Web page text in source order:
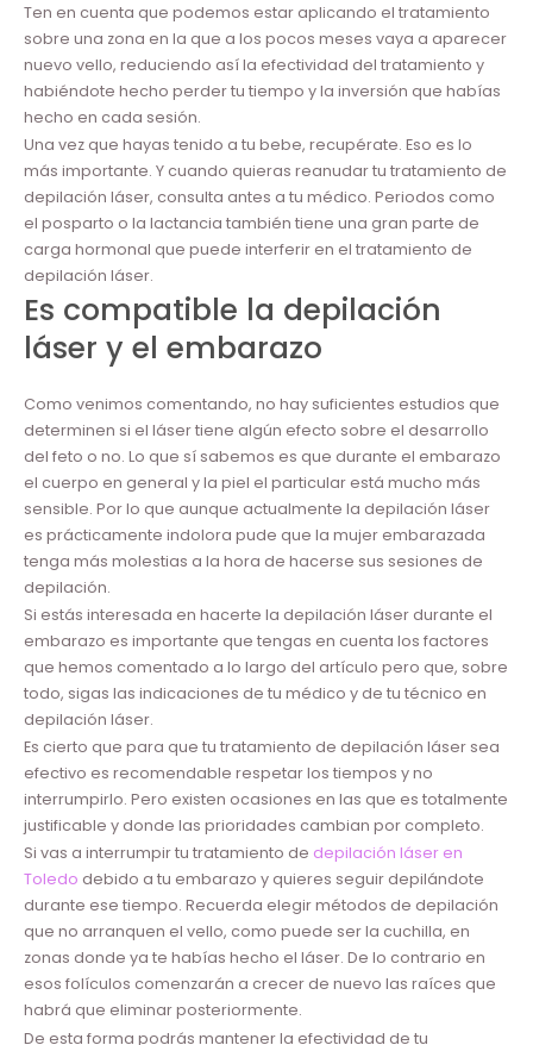
Ten en cuenta que podemos estar aplicando el tratamiento
sobre una zona en la que a los pocos meses vaya a aparecer
nuevo vello, reduciendo así la efectividad del tratamiento y
habiéndote hecho perder tu tiempo y la inversión que habías
hecho en cada sesión.
Una vez que hayas tenido a tu bebe, recupérate. Eso es lo
más importante. Y cuando quieras reanudar tu tratamiento de
depilación láser, consulta antes a tu médico. Periodos como
el posparto o la lactancia también tiene una gran parte de
carga hormonal que puede interferir en el tratamiento de
depilación láser.
Es compatible la depilación
láser y el embarazo
Como venimos comentando, no hay suficientes estudios que
determinen si el láser tiene algún efecto sobre el desarrollo
del feto o no. Lo que sí sabemos es que durante el embarazo
el cuerpo en general y la piel el particular está mucho más
sensible. Por lo que aunque actualmente la depilación láser
es prácticamente indolora pude que la mujer embarazada
tenga más molestias a la hora de hacerse sus sesiones de
depilación.
Si estás interesada en hacerte la depilación láser durante el
embarazo es importante que tengas en cuenta los factores
que hemos comentado a lo largo del artículo pero que, sobre
todo, sigas las indicaciones de tu médico y de tu técnico en
depilación láser.
Es cierto que para que tu tratamiento de depilación láser sea
efectivo es recomendable respetar los tiempos y no
interrumpirlo. Pero existen ocasiones en las que es totalmente
justificable y donde las prioridades cambian por completo.
Si vas a interrumpir tu tratamiento de depilación láser en
Toledo debido a tu embarazo y quieres seguir depilándote
durante ese tiempo. Recuerda elegir métodos de depilación
que no arranquen el vello, como puede ser la cuchilla, en
zonas donde ya te habías hecho el láser. De lo contrario en
esos folículos comenzarán a crecer de nuevo las raíces que
habrá que eliminar posteriormente.
De esta forma podrás mantener la efectividad de tu